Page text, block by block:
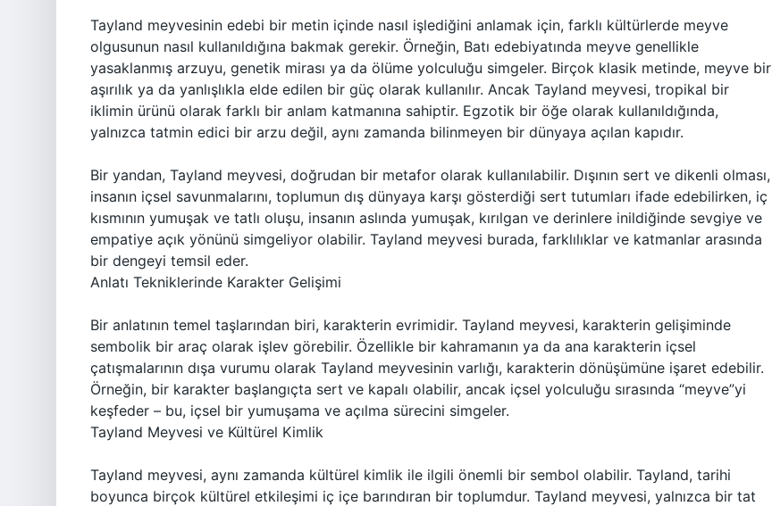
Tayland meyvesinin edebi bir metin içinde nasıl işlediğini anlamak için, farklı kültürlerde meyve
olgusunun nasıl kullanıldığına bakmak gerekir. Örneğin, Batı edebiyatında meyve genellikle
yasaklanmış arzuyu, genetik mirası ya da ölüme yolculuğu simgeler. Birçok klasik metinde, meyve bir
aşırılık ya da yanlışlıkla elde edilen bir güç olarak kullanılır. Ancak Tayland meyvesi, tropikal bir
iklimin ürünü olarak farklı bir anlam katmanına sahiptir. Egzotik bir öğe olarak kullanıldığında,
yalnızca tatmin edici bir arzu değil, aynı zamanda bilinmeyen bir dünyaya açılan kapıdır.
Bir yandan, Tayland meyvesi, doğrudan bir metafor olarak kullanılabilir. Dışının sert ve dikenli olması,
insanın içsel savunmalarını, toplumun dış dünyaya karşı gösterdiği sert tutumları ifade edebilirken, iç
kısmının yumuşak ve tatlı oluşu, insanın aslında yumuşak, kırılgan ve derinlere inildiğinde sevgiye ve
empatiye açık yönünü simgeliyor olabilir. Tayland meyvesi burada, farklılıklar ve katmanlar arasında
bir dengeyi temsil eder.
Anlatı Tekniklerinde Karakter Gelişimi
Bir anlatının temel taşlarından biri, karakterin evrimidir. Tayland meyvesi, karakterin gelişiminde
sembolik bir araç olarak işlev görebilir. Özellikle bir kahramanın ya da ana karakterin içsel
çatışmalarının dışa vurumu olarak Tayland meyvesinin varlığı, karakterin dönüşümüne işaret edebilir.
Örneğin, bir karakter başlangıçta sert ve kapalı olabilir, ancak içsel yolculuğu sırasında “meyve”yi
keşfeder – bu, içsel bir yumuşama ve açılma sürecini simgeler.
Tayland Meyvesi ve Kültürel Kimlik
Tayland meyvesi, aynı zamanda kültürel kimlik ile ilgili önemli bir sembol olabilir. Tayland, tarihi
boyunca birçok kültürel etkileşimi iç içe barındıran bir toplumdur. Tayland meyvesi, yalnızca bir tat